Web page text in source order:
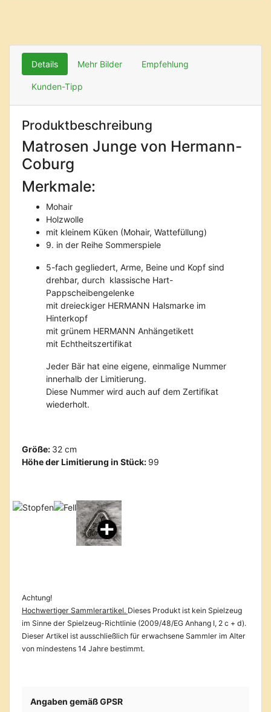
Details Mehr Bilder Empfehlung
Kunden-Tipp
Produktbeschreibung
Matrosen Junge von Hermann-
Coburg
Merkmale:
Mohair
Holzwolle
mit kleinem Küken (Mohair, Wattefüllung)
9. in der Reihe Sommerspiele
5-fach gegliedert, Arme, Beine und Kopf sind
drehbar, durch klassische Hart-
Pappscheibengelenke
mit dreieckiger HERMANN Halsmarke im
Hinterkopf
mit grünem HERMANN Anhängetikett
mit Echtheitszertifikat
Jeder Bär hat eine eigene, einmalige Nummer
innerhalb der Limitierung.
Diese Nummer wird auch auf dem Zertifikat
wiederholt.
Größe: 32 cm
Höhe der Limitierung in Stück: 99
Achtung!
Hochwertiger Sammlerartikel. Dieses Produkt ist kein Spielzeug
im Sinne der Spielzeug-Richtlinie (2009/48/EG Anhang I, 2 c + d).
Dieser Artikel ist ausschließlich für erwachsene Sammler im Alter
von mindestens 14 Jahre bestimmt.
Angaben gemäß GPSR